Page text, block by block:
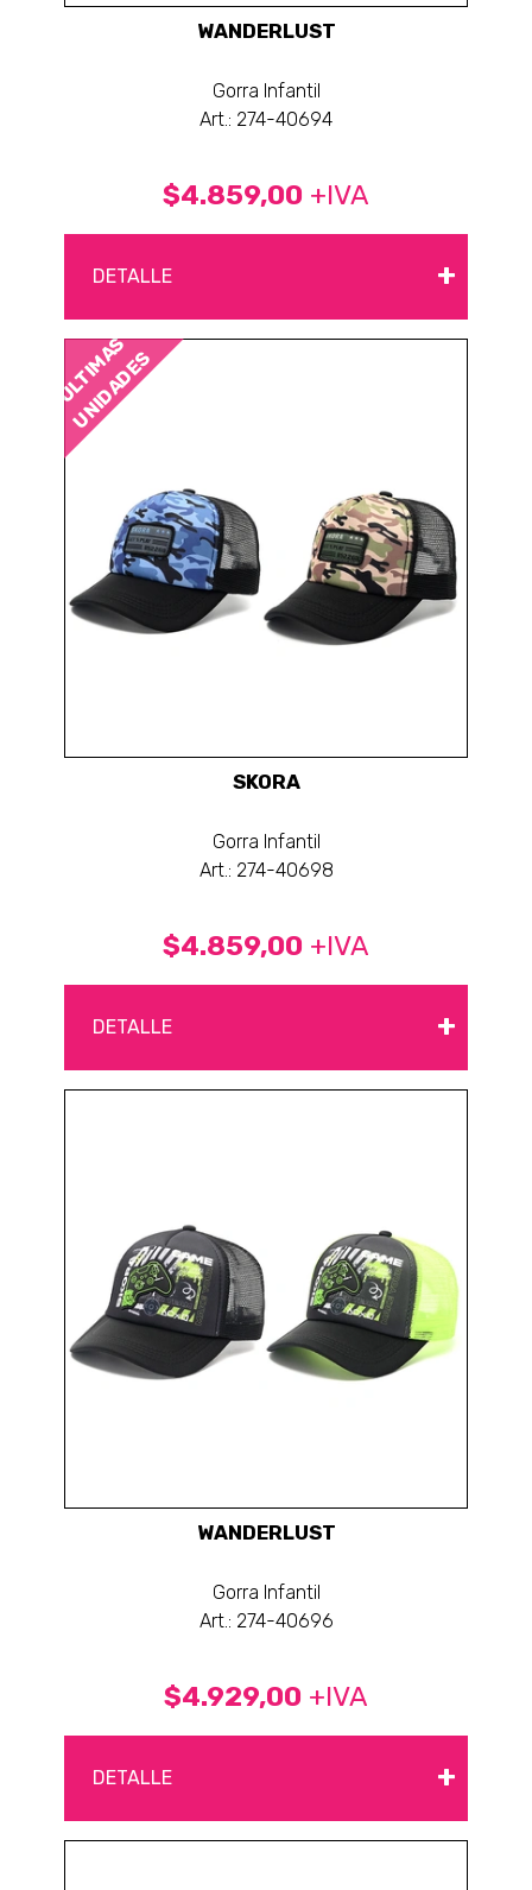
WANDERLUST
Gorra Infantil
Art.: 274-40694
$4.859,00 +IVA
DETALLE +
ÚLTIMAS
UNIDADES
SKORA
Gorra Infantil
Art.: 274-40698
$4.859,00 +IVA
DETALLE +
WANDERLUST
Gorra Infantil
Art.: 274-40696
$4.929,00 +IVA
DETALLE +